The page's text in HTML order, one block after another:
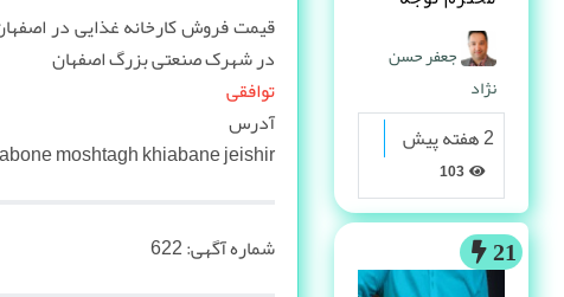
کنند
جعفر حسن
نژاد
2 هفته پیش
21
قیمت فروش کارخانه غذایی در
در شهرک صنعتی بزرگ اصفهان
توافقی
آدرس
moshtagh khiabane jeishir
شماره آگهی:622